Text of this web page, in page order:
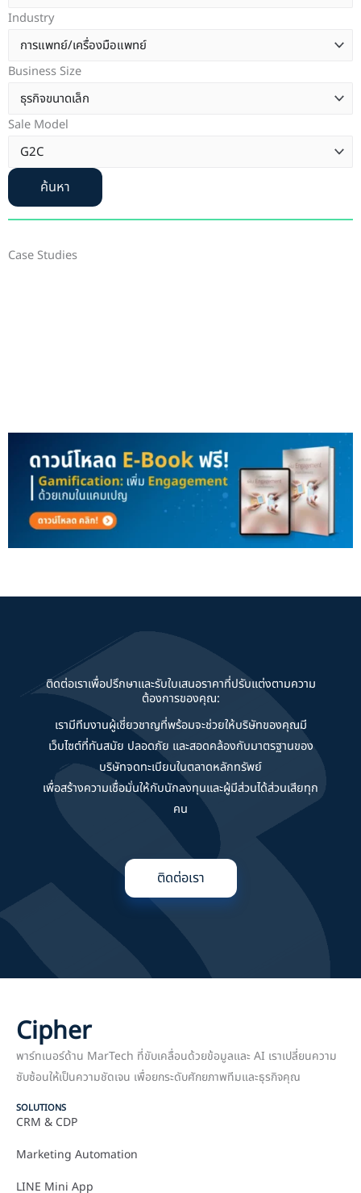
Industry
Business Size
Sale Model
ค้นหา
Case Studies
ติดต่อเราเพื่อปรึกษาและรับใบเสนอราคาที่ปรับแต่งตามความ
ต้องการของคุณ:
เรามีทีมงานผู้เชี่ยวชาญที่พร้อมจะช่วยให้บริษัทของคุณมี
เว็บไซต์ที่ทันสมัย ปลอดภัย และสอดคล้องกับมาตรฐานของ
บริษัทจดทะเบียนในตลาดหลักทรัพย์
เพื่อสร้างความเชื่อมั่นให้กับนักลงทุนและผู้มีส่วนได้ส่วนเสียทุก
คน
ติดต่อเรา
Cipher
พาร์ทเนอร์ด้าน MarTech ที่ขับเคลื่อนด้วยข้อมูลและ AI เราเปลี่ยนความ
ซับซ้อนให้เป็นความชัดเจน เพื่อยกระดับศักยภาพทีมและธุรกิจคุณ
SOLUTIONS
CRM & CDP
Marketing Automation
LINE Mini App